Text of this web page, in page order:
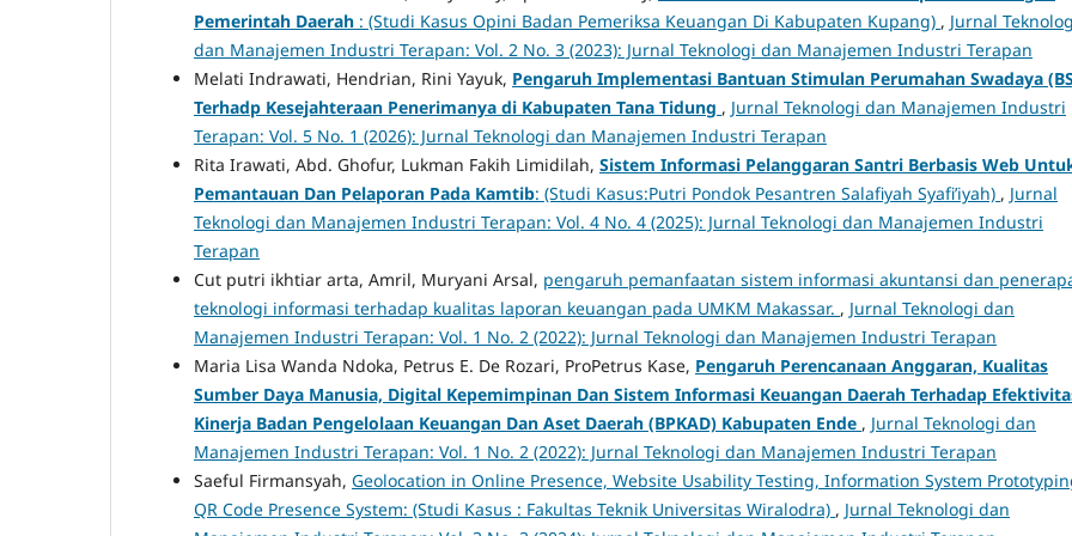
Pemerintah Daerah : (Studi Kasus Opini Badan Pemeriksa Keuangan Di Kabupaten Kupang) , Jurnal
dan Manajemen Industri Terapan: Vol. 2 No. 3 (2023): Jurnal Teknologi dan Manajemen Industri Terapan
Melati Indrawati, Hendrian, Rini Yayuk, Pengaruh Implementasi Bantuan Stimulan Perumahan Swadaya
Terhadp Kesejahteraan Penerimanya di Kabupaten Tana Tidung , Jurnal Teknologi dan Manajemen Industri
Terapan: Vol. 5 No. 1 (2026): Jurnal Teknologi dan Manajemen Industri Terapan
Rita Irawati, Abd. Ghofur, Lukman Fakih Limidilah, Sistem Informasi Pelanggaran Santri Berbasis Web
Pemantauan Dan Pelaporan Pada Kamtib: (Studi Kasus:Putri Pondok Pesantren Salafiyah Syafi’iyah) , Jurnal
Teknologi dan Manajemen Industri Terapan: Vol. 4 No. 4 (2025): Jurnal Teknologi dan Manajemen Industri
Terapan
Cut putri ikhtiar arta, Amril, Muryani Arsal, pengaruh pemanfaatan sistem informasi akuntansi dan
teknologi informasi terhadap kualitas laporan keuangan pada UMKM Makassar. , Jurnal Teknologi dan
Manajemen Industri Terapan: Vol. 1 No. 2 (2022): Jurnal Teknologi dan Manajemen Industri Terapan
Maria Lisa Wanda Ndoka, Petrus E. De Rozari, ProPetrus Kase, Pengaruh Perencanaan Anggaran, Kualitas
Sumber Daya Manusia, Digital Kepemimpinan Dan Sistem Informasi Keuangan Daerah Terhadap
Kinerja Badan Pengelolaan Keuangan Dan Aset Daerah (BPKAD) Kabupaten Ende , Jurnal Teknologi dan
Manajemen Industri Terapan: Vol. 1 No. 2 (2022): Jurnal Teknologi dan Manajemen Industri Terapan
Saeful Firmansyah, Geolocation in Online Presence, Website Usability Testing, Information System
QR Code Presence System: (Studi Kasus : Fakultas Teknik Universitas Wiralodra) , Jurnal Teknologi dan